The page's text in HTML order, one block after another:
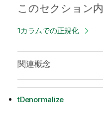
このセクション内
1カラムでの正規化
関連概念
tDenormalize